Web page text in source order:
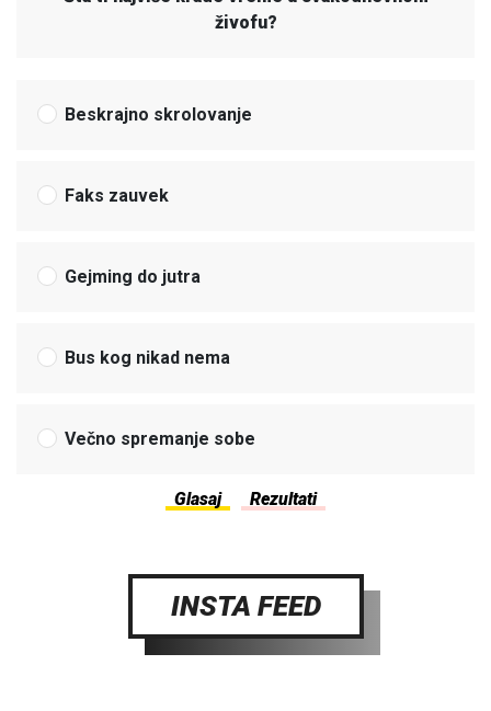
živofu?
Beskrajno skrolovanje
Faks zauvek
Gejming do jutra
Bus kog nikad nema
Večno spremanje sobe
INSTA FEED